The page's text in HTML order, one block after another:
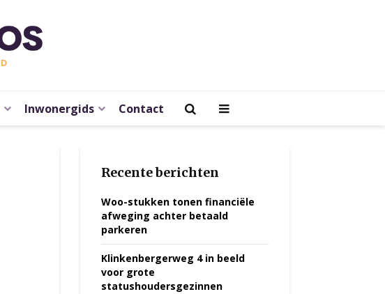
Inwonergids Contact
Recente berichten
Woo-stukken tonen financiële
afweging achter betaald
parkeren
Klinkenbergerweg 4 in beeld
voor grote
statushoudersgezinnen